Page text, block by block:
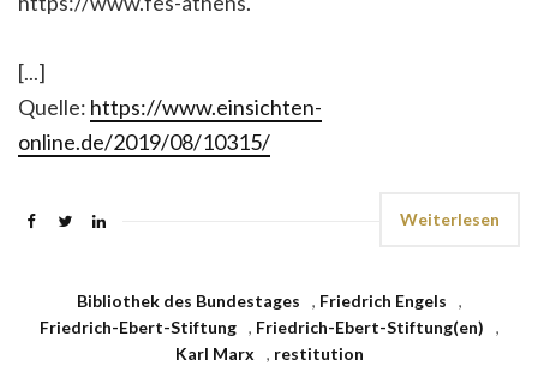
[...]
Quelle: https://www.einsichten-
online.de/2019/08/10315/
Weiterlesen
Bibliothek des Bundestages , Friedrich Engels
,
Friedrich-Ebert-Stiftung
, Friedrich-Ebert-Stiftung(en)
,
Karl Marx
, restitution